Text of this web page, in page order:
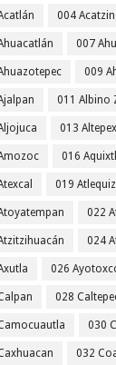
004
007
009
011 Albino
013
016
019
022
024
026
028
030
032